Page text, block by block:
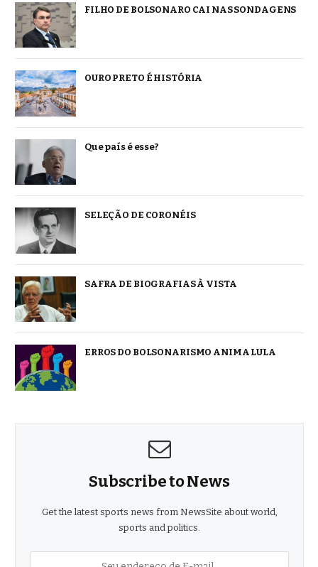
FILHO DE BOLSONARO CAI NAS SONDAGENS
OURO PRETO É HISTÓRIA
Que país é esse?
SELEÇÃO DE CORONÉIS
SAFRA DE BIOGRAFIAS À VISTA
ERROS DO BOLSONARISMO ANIMA LULA
Subscribe to News
Get the latest sports news from NewsSite about world,
sports and politics.